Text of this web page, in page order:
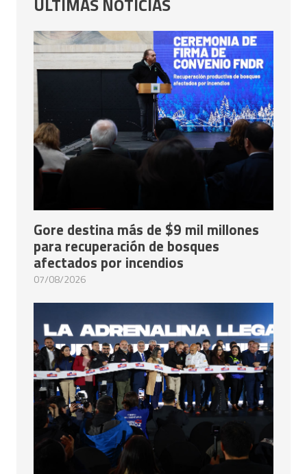
Gore destina más de $9 mil millones
para recuperación de bosques
afectados por incendios
07/08/2026